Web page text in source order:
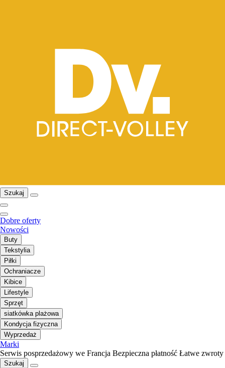
Szukaj
Dobre oferty
Nowości
Buty
Tekstylia
Piłki
Ochraniacze
Kibice
Lifestyle
Sprzęt
siatkówka plażowa
Kondycja fizyczna
Wyprzedaż
Marki
Serwis posprzedażowy we Francja Bezpieczna płatność Łatwe zwroty
Szukaj